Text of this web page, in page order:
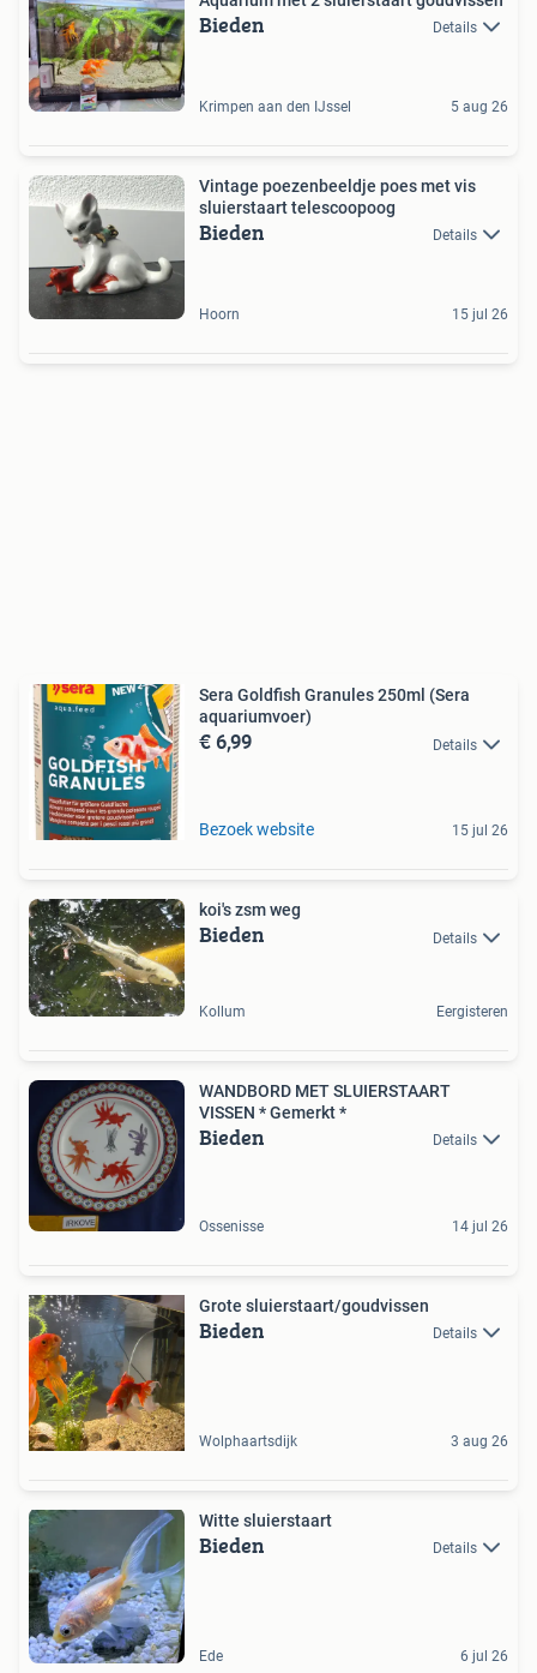
Bieden Details
Krimpen aan den IJssel 5 aug 26
Vintage poezenbeeldje poes met vis
sluierstaart telescoopoog
Bieden Details
Hoorn 15 jul 26
Sera Goldfish Granules 250ml (Sera
aquariumvoer)
€ 6,99 Details
Bezoek website 15 jul 26
koi's zsm weg
Bieden Details
Kollum Eergisteren
WANDBORD MET SLUIERSTAART
VISSEN * Gemerkt *
Bieden Details
Ossenisse 14 jul 26
Grote sluierstaart/goudvissen
Bieden Details
Wolphaartsdijk 3 aug 26
Witte sluierstaart
Bieden Details
Ede 6 jul 26